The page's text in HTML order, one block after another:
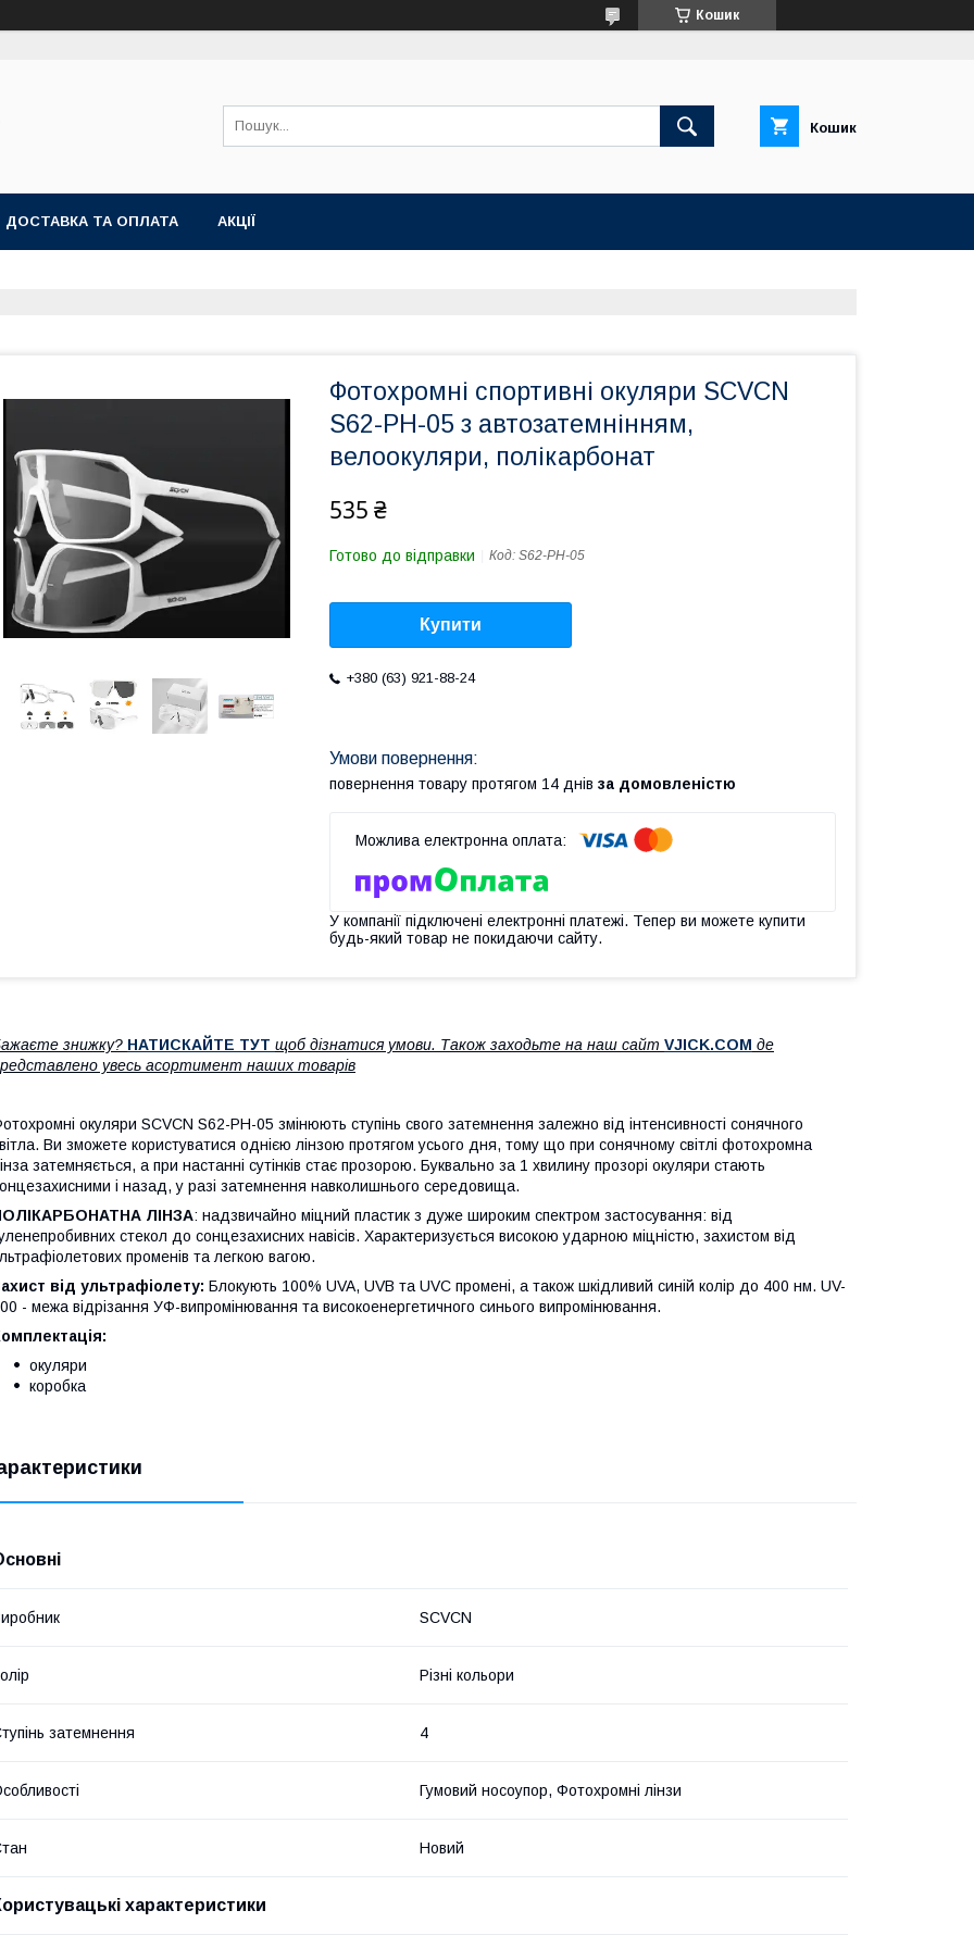
Кошик
Кошик
ДОСТАВКА ТА ОПЛАТА АКЦІЇ
Фотохромні спортивні окуляри SCVCN
S62-PH-05 з автозатемнінням,
велоокуляри, полікарбонат
535 ₴
Готово до відправки Код: S62-PH-05
Купити
+380 (63) 921-88-24
повернення товару протягом 14 днів за домовленістю
У компанії підключені електронні платежі. Тепер ви можете купити
будь-який товар не покидаючи сайту.
знижку? НАТИСКАЙТЕ ТУТ щоб дізнатися умови. Також заходьте на наш сайт VJICK.COM де
увесь асортимент наших товарів
окуляри SCVCN S62-PH-05 змінюють ступінь свого затемнення залежно від інтенсивності сонячного
Ви зможете користуватися однією лінзою протягом усього дня, тому що при сонячному світлі фотохромна
затемняється, а при настанні сутінків стає прозорою. Буквально за 1 хвилину прозорі окуляри стають
і назад, у разі затемнення навколишнього середовища.
ЛІНЗА: надзвичайно міцний пластик з дуже широким спектром застосування: від
стекол до сонцезахисних навісів. Характеризується високою ударною міцністю, захистом від
променів та легкою вагою.
від ультрафіолету: Блокують 100% UVA, UVB та UVC промені, а також шкідливий синій колір до 400 нм. UV-
- межа відрізання УФ-випромінювання та високоенергетичного синього випромінювання.
окуляри
коробка
SCVCN
Різні кольори
затемнення 4
Гумовий носоупор, Фотохромні лінзи
Новий
характеристики